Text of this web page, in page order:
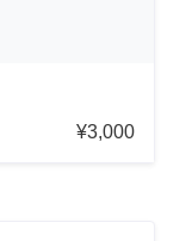
¥3,000